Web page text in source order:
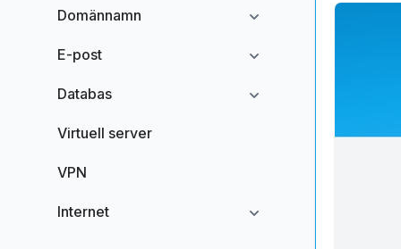
Domännamn
E-post
Databas
Virtuell server
VPN
Internet